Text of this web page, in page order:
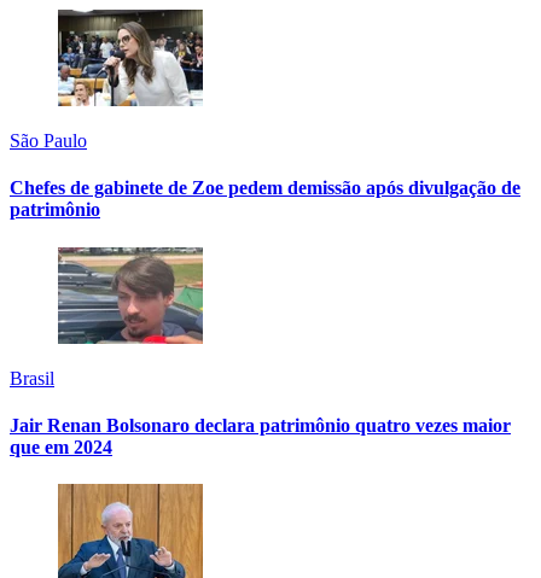
São Paulo
Chefes de gabinete de Zoe pedem demissão após divulgação de
patrimônio
Brasil
Jair Renan Bolsonaro declara patrimônio quatro vezes maior
que em 2024